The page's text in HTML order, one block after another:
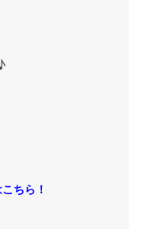
ちら！